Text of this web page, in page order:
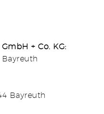
+ Co. KG:
Bayreuth